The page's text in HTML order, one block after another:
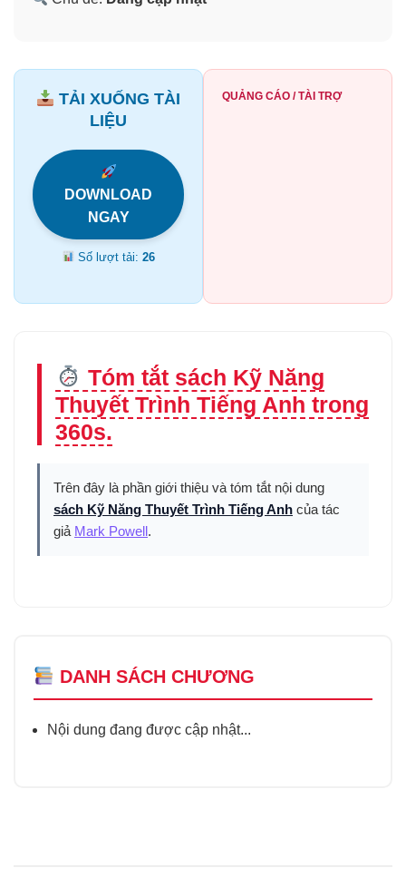
TẢI XUỐNG TÀI
LIỆU
DOWNLOAD
NGAY
Số lượt tải:26
QUẢNG CÁO / TÀI TRỢ
Tóm tắt sách Kỹ Năng
Thuyết Trình Tiếng Anh trong
360s.
Trên đây là phần giới thiệu và tóm tắt nội dung
sách Kỹ Năng Thuyết Trình Tiếng Anh của tác
giả Mark Powell.
DANH SÁCH CHƯƠNG
Nội dung đang được cập nhật...